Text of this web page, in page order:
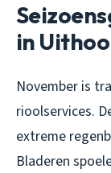
in
November is
rioolservices.
extreme
Bladeren